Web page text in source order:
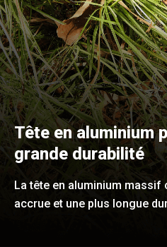
Tête en aluminium
grande durabilité
La tête en aluminium
accrue et une plus longue